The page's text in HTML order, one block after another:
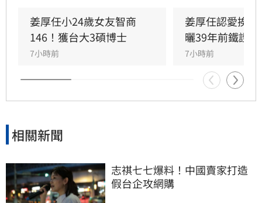
思想交流，相處自在且契合。除了生活上的陪
伴，姜厚任亦協助童芯管理橫跨科技、農業等多
領域事業，兩人從感情到工作皆展現高度默契，
成為演藝圈備受關注的知性伴侶代表。這段穩定
且深度的關係，為外界帶來不少驚喜與祝福。
姜厚任小24歲女友智商
146！獲台大3碩博士
7小時前
姜厚任認愛挨
曬39年前鐵證
7小時前
相關新聞
志祺七七爆料！中國賣家打造
假台企攻網購